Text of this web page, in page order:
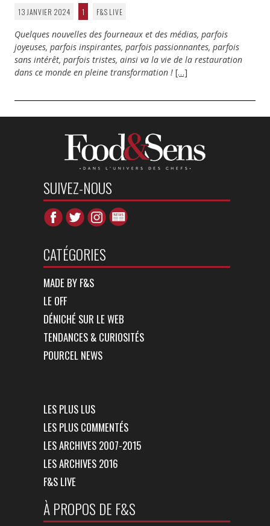
13 JANVIER 2024 1 F&S LIVE
Quelques nouvelles des fourneaux et des médias, parfois
joyeuses, parfois inspirantes, parfois passionnantes, parfois
sans intérêt, parfois tristes, ainsi va la vie de la restauration
dans ce monde en pleine transformation ! […]
SUIVEZ-NOUS
CATÉGORIES
MADE BY F&S
LE OFF
DÉNICHÉ SUR LE WEB
TENDANCES & CURIOSITÉS
POURCEL NEWS
LES PLUS LUS
LES PLUS COMMENTÉS
LES ARCHIVES 2007-2015
LES ARCHIVES 2016
F&S LIVE
À PROPOS DE F&S